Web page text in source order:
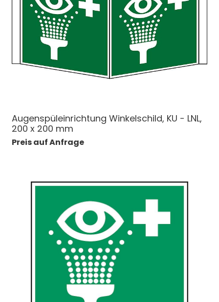
Augenspüleinrichtung Winkelschild, KU - LNL,
200 x 200 mm
Preis auf Anfrage